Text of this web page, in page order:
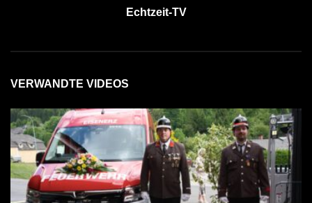
Echtzeit-TV
VERWANDTE VIDEOS